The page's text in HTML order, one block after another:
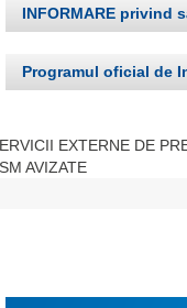
INFORMARE privind
Programul oficial de
EXTERNE DE
AVIZATE